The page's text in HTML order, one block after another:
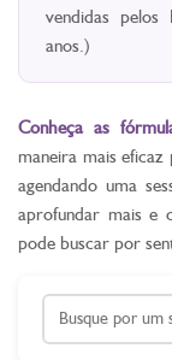
vendidas pelos
anos.)
Conheça as
maneira mais
agendando uma
aprofundar mais e
pode buscar por